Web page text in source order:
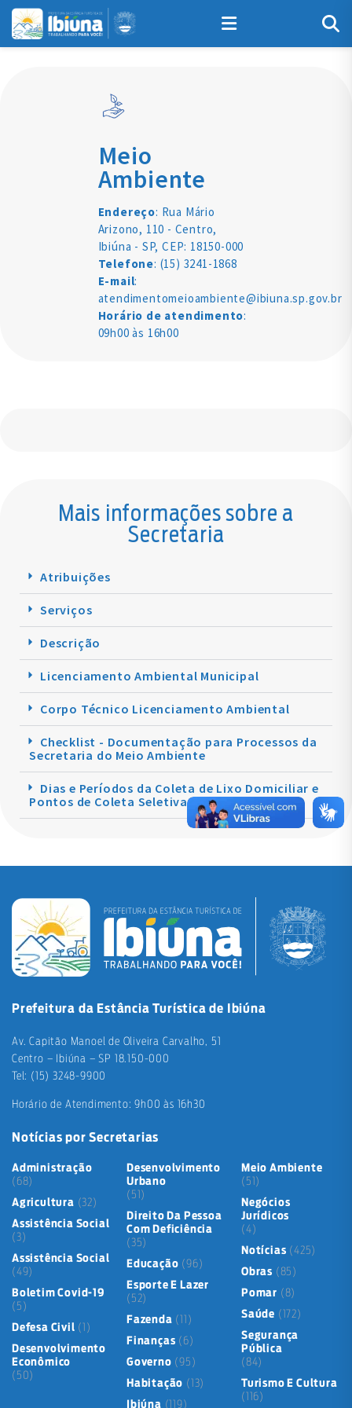
Meio
Ambiente
Endereço: Rua Mário
Arizono, 110 - Centro,
Ibiúna - SP, CEP: 18150-000
Telefone: (15) 3241-1868
E-mail:
atendimentomeioambiente@ibiuna.sp.gov.br
Horário de atendimento:
09h00 às 16h00
Mais informações sobre a
Secretaria
Atribuições
Serviços
Descrição
Licenciamento Ambiental Municipal
Corpo Técnico Licenciamento Ambiental
Checklist - Documentação para Processos da
Secretaria do Meio Ambiente
Dias e Períodos da Coleta de Lixo Domiciliar e
Pontos de Coleta Seletiva
Prefeitura da Estância Turística de Ibiúna
Av. Capitão Manoel de Oliveira Carvalho, 51
Centro – Ibiúna – SP 18.150-000
Tel: (15) 3248-9900
Horário de Atendimento: 9h00 às 16h30
Notícias por Secretarias
Administração
(68)
Agricultura (32)
Assistência Social
(3)
Assistência Social
(49)
Boletim Covid-19
(5)
Defesa Civil (1)
Desenvolvimento
Econômico
(50)
Desenvolvimento
Urbano
(51)
Direito Da Pessoa
Com Deficiência
(35)
Educação (96)
Esporte E Lazer
(52)
Fazenda (11)
Finanças (6)
Governo (95)
Habitação (13)
Ibiúna (119)
Meio Ambiente
(51)
Negócios
Jurídicos
(4)
Notícias (425)
Obras (85)
Pomar (8)
Saúde (172)
Segurança
Pública
(84)
Turismo E Cultura
(116)